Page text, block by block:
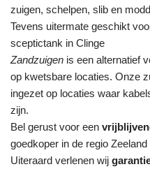
zuigen, schelpen, slib en
Tevens uitermate geschikt
sceptictank in Clinge
Zandzuigen is een alternatief
op kwetsbare locaties. Onze
ingezet op locaties waar
zijn.
Bel gerust voor een
goedkoper in de regio
Uiteraard verlenen wij